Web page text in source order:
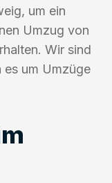
um ein
Umzug von
Wir sind
es um Umzüge